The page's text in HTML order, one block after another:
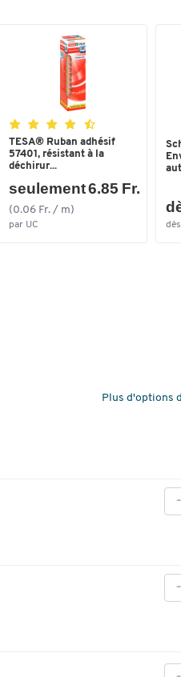
TESA® Ruban adhésif
57401, résistant à la
déchirur...
seulement 6.85 Fr.
(0.06 Fr. / m)
par UC
Plus d'options
-
-